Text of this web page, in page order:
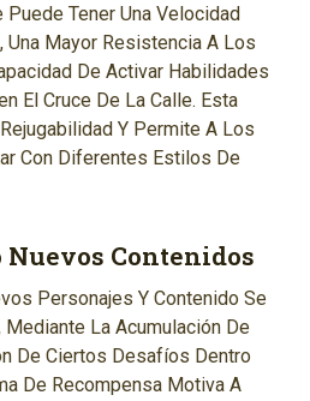
Tener Una Velocidad
Mayor Resistencia A Los
De Activar Habilidades
El Cruce De La Calle. Esta
Y Permite A Los
Con Diferentes Estilos De
Nuevos Contenidos
Personajes Y Contenido Se
Mediante La Acumulación De
De Ciertos Desafíos Dentro
De Recompensa Motiva A